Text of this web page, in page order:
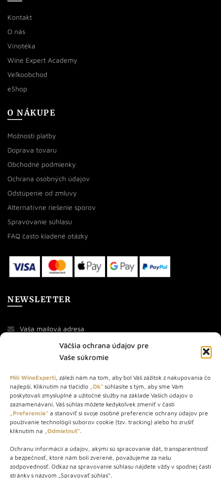
Väčšia ochrana údajov pre
Vaše súkromie
Milí WineExperti, záleží nám na tom, aby bol Váš zážitok z nakupovania čo
najlepší. Kliknutím na tlačidlo „Ok“ súhlasíte s tým, aby sme Vám
poskytovali zmysluplné a užitočné služby na základe Vašich údajov o
zaznamenávaní. Váš súhlas môžete kedykoľvek zmeniť v časti
„Preferencie“ a stanoviť si svoje osobné preferencie ochrany údajov pre
používanie technológií súborov cookie (tzv. tracking) alebo ho zrušiť
kliknutím na „Odmietnuť“.
Ochranu informácií a údajov, akými sú spracovanie dát, transparentnosť
a bezpečnosť, ktoré nám boli zverené, považujeme za našu
zodpovednosť. Odkaz na spravovanie súhlasu nájdete vždy v spodnej časti
stránky s názvom „Spravovať súhlas“.
Kontakt
O nás
Vínotéka
Wine Expert Academy
Veľkoobchod
eShop
O NÁKUPE
Možnosti platby
Doprava tovaru
Obchodné podmienky
Ochrana osobných údajov
Odstúpenie od zmluvy
Alternatívne riešenie sporov
Spravovanie súhlasu
FAQ často kladené otázky
NEWSLETTER
O NÁS
STORE – obchod s vínom a destilátmi od roku 2010. Na našej
webovej stránke predávame viac ako 1000+ značkových
produktov.
Info tel.: +421 917 779 888
Vínotéka: +421 917 888 879